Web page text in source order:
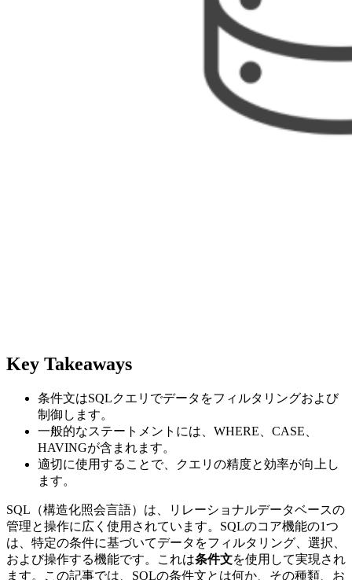
Key Takeaways
条件文はSQLクエリでデータをフィルタリングおよび
制御します。
一般的なステートメントには、WHERE、CASE、
HAVINGが含まれます。
適切に使用することで、クエリの精度と効率が向上し
ます。
SQL（構造化照会言語）は、リレーショナルデータベースの
管理と操作に広く使用されています。SQLのコア機能の1つ
は、特定の条件に基づいてデータをフィルタリング、選択、
および操作する機能です。これは条件文を使用して実現され
ます。この記事では、SQLの条件文とは何か、その種類、お